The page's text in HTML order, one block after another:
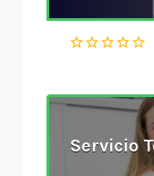
Servicio